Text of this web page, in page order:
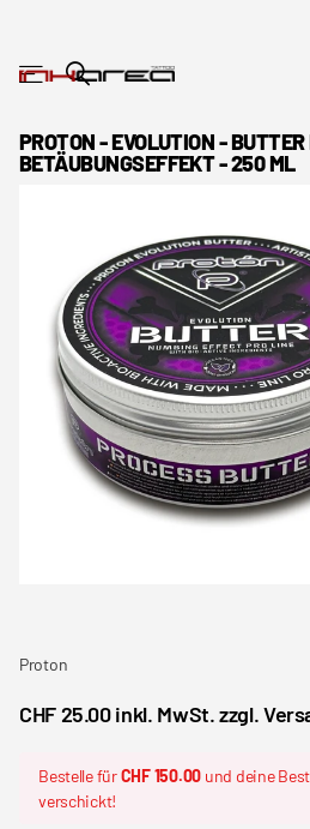
PROTON - EVOLUTION -
BETÄUBUNGSEFFEKT - 250 ML
Proton
CHF 25.00 inkl. MwSt. zzgl.
Bestelle fürCHF 150.00 und deine
verschickt!